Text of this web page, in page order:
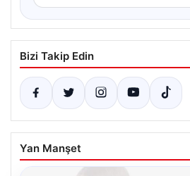
Bizi Takip Edin
Yan Manşet